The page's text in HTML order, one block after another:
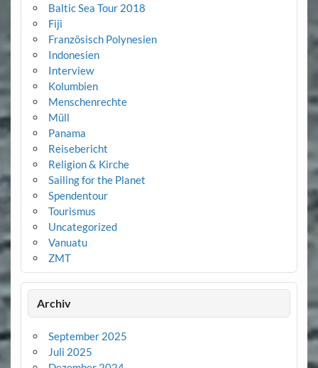
Baltic Sea Tour 2018
Fiji
Französisch Polynesien
Indonesien
Interview
Kolumbien
Menschenrechte
Müll
Panama
Reisebericht
Religion & Kirche
Sailing for the Planet
Spendentour
Tourismus
Uncategorized
Vanuatu
ZMT
Archiv
September 2025
Juli 2025